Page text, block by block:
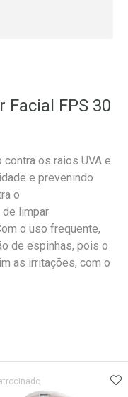
Facial FPS 30
os raios UVA e
e prevenindo
o
de limpar
o uso frequente,
de espinhas, pois o
as irritações, com o
AOS FAVORITOS